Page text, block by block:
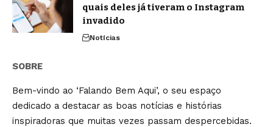
quais deles já tiveram o Instagram
invadido
Notícias
SOBRE
Bem-vindo ao ‘Falando Bem Aqui’, o seu espaço
dedicado a destacar as boas notícias e histórias
inspiradoras que muitas vezes passam despercebidas.